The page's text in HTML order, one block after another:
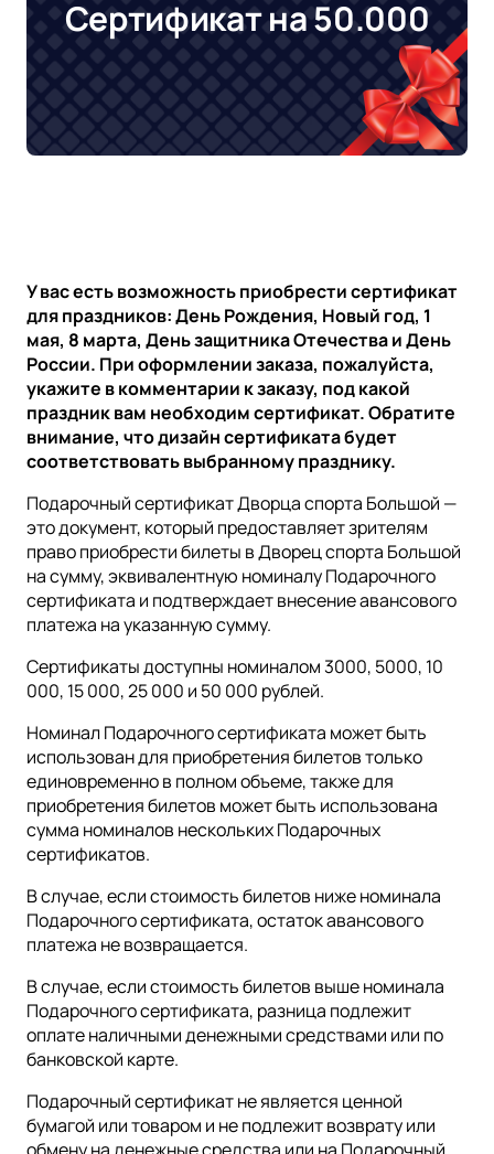
Сертификат на 50.000
У вас есть возможность приобрести сертификат
для праздников: День Рождения, Новый год, 1
мая, 8 марта, День защитника Отечества и День
России. При оформлении заказа, пожалуйста,
укажите в комментарии к заказу, под какой
праздник вам необходим сертификат. Обратите
внимание, что дизайн сертификата будет
соответствовать выбранному празднику.
Подарочный сертификат Дворца спорта Большой —
это документ, который предоставляет зрителям
право приобрести билеты в Дворец спорта Большой
на сумму, эквивалентную номиналу Подарочного
сертификата и подтверждает внесение авансового
платежа на указанную сумму.
Сертификаты доступны номиналом 3000, 5000, 10
000, 15 000, 25 000 и 50 000 рублей.
Номинал Подарочного сертификата может быть
использован для приобретения билетов только
единовременно в полном объеме, также для
приобретения билетов может быть использована
сумма номиналов нескольких Подарочных
сертификатов.
В случае, если стоимость билетов ниже номинала
Подарочного сертификата, остаток авансового
платежа не возвращается.
В случае, если стоимость билетов выше номинала
Подарочного сертификата, разница подлежит
оплате наличными денежными средствами или по
банковской карте.
Подарочный сертификат не является ценной
бумагой или товаром и не подлежит возврату или